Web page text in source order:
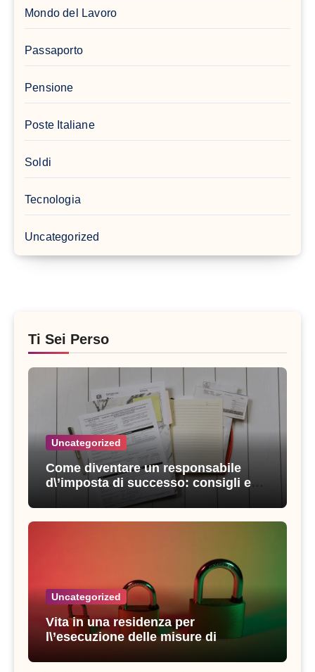
Mondo del Lavoro
Passaporto
Pensione
Poste Italiane
Soldi
Tecnologia
Uncategorized
Ti Sei Perso
Uncategorized
Come diventare un responsabile
d\’imposta di successo: consigli e
strategie vincenti
Uncategorized
Vita in una residenza per
l\’esecuzione delle misure di